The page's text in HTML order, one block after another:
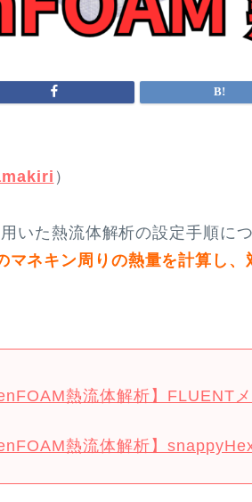
）
いた熱流体解析の設定手順に
マネキン周りの熱量を計算し
熱流体解析】FLUENT
熱流体解析】